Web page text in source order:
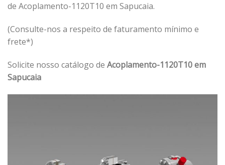
de Acoplamento-1120T10 em Sapucaia.
(Consulte-nos a respeito de faturamento mínimo e
frete*)
Solicite nosso catálogo de Acoplamento-1120T10 em
Sapucaia